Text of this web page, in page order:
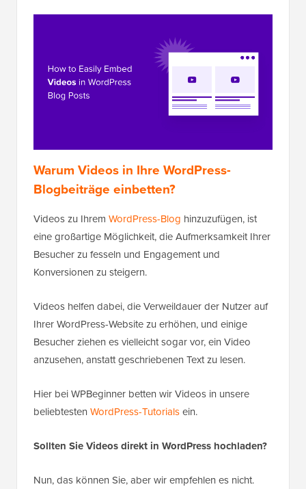
Warum Videos in Ihre WordPress-
Blogbeiträge einbetten?
Videos zu Ihrem WordPress-Blog hinzuzufügen, ist
eine großartige Möglichkeit, die Aufmerksamkeit Ihrer
Besucher zu fesseln und Engagement und
Konversionen zu steigern.
Videos helfen dabei, die Verweildauer der Nutzer auf
Ihrer WordPress-Website zu erhöhen, und einige
Besucher ziehen es vielleicht sogar vor, ein Video
anzusehen, anstatt geschriebenen Text zu lesen.
Hier bei WPBeginner betten wir Videos in unsere
beliebtesten WordPress-Tutorialsein.
Sollten Sie Videos direkt in WordPress hochladen?
Nun, das können Sie, aber wir empfehlen es nicht.